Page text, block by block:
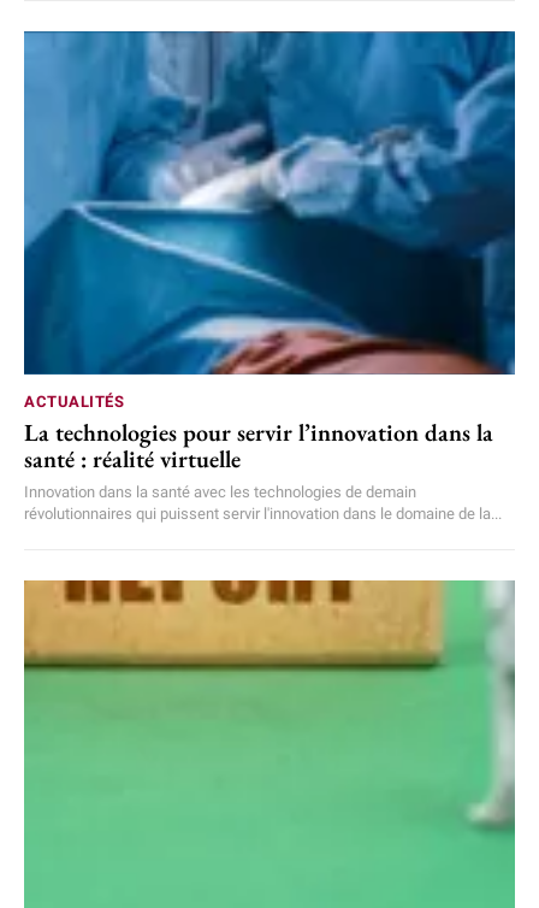
ACTUALITÉS
La technologies pour servir l’innovation dans la
santé : réalité virtuelle
Innovation dans la santé avec les technologies de demain
révolutionnaires qui puissent servir l'innovation dans le domaine de la...